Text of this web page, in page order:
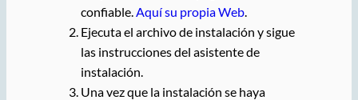
confiable. Aquí su propia Web.
Ejecuta el archivo de instalación y sigue
las instrucciones del asistente de
instalación.
Una vez que la instalación se haya